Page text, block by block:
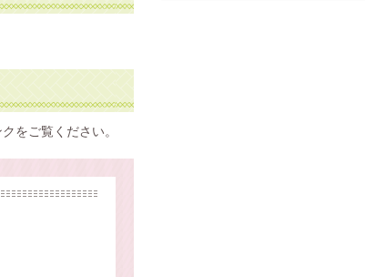
をご覧ください。